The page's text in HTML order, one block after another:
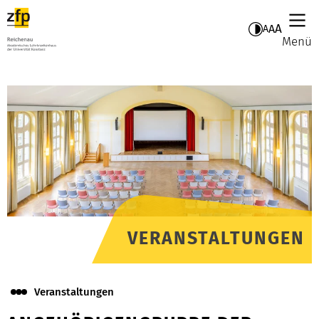
AAA
Menü
VERANSTALTUNGEN
Veranstaltungen